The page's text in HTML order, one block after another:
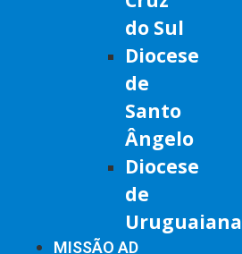
do Sul
Diocese
de
Santo
Ângelo
Diocese
de
Uruguaiana
MISSÃO AD